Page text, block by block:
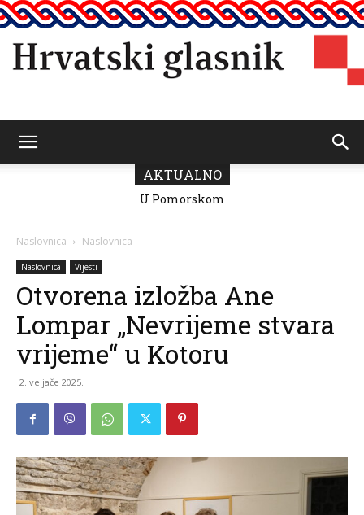
AKTUALNO
U Pomorskom
Novi broj
društva
Naslovnica Naslovnica
Naslovnica Vijesti
Otvorena izložba Ane
Lompar „Nevrijeme stvara
vrijeme“ u Kotoru
2. veljače 2025.